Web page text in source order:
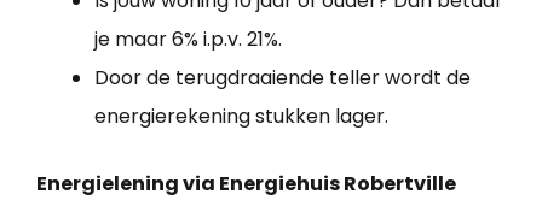
je maar 6% i.p.v. 21%.
Door de terugdraaiende teller wordt de
energierekening stukken lager.
Energielening via Energiehuis Robertville